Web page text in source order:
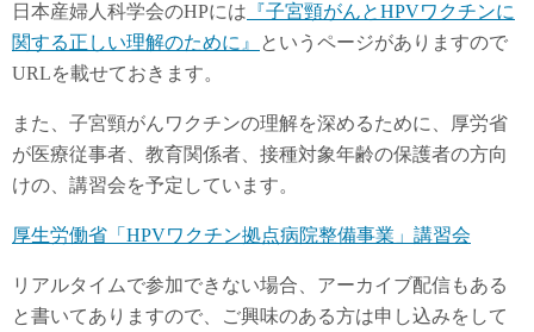
日本産婦人科学会のHPには 『子宮頸がんとHPVワクチンに
関する正しい理解のために』
というページがありますので
URLを載せておきます。
また、子宮頸がんワクチンの理解を深めるために、厚労省
が医療従事者、教育関係者、接種対象年齢の保護者の方向
けの、講習会を予定しています。
厚生労働省「HPVワクチン拠点病院整備事業」講習会
リアルタイムで参加できない場合、アーカイブ配信もある
と書いてありますので、ご興味のある方は申し込みをして